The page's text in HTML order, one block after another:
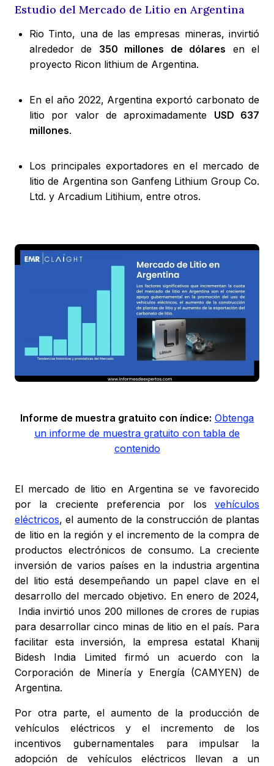
Estudio del Mercado de Litio en Argentina
Rio Tinto, una de las empresas mineras, invirtió
alrededor de 350 millones de dólares en el
proyecto Ricon lithium de Argentina.
En el año 2022, Argentina exportó carbonato de
litio por valor de aproximadamente USD 637
millones.
Los principales exportadores en el mercado de
litio de Argentina son Ganfeng Lithium Group Co.
Ltd. y Arcadium Litihium, entre otros.
Informe de muestra gratuito con índice: Obtenga
un informe de muestra gratuito con tabla de
contenido
El mercado de litio en Argentina se ve favorecido
por la creciente preferencia por los vehículos
eléctricos, el aumento de la construcción de plantas
de litio en la región y el incremento de la compra de
productos electrónicos de consumo. La creciente
inversión de varios países en la industria argentina
del litio está desempeñando un papel clave en el
desarrollo del mercado objetivo. En enero de 2024,
India invirtió unos 200 millones de crores de rupias
para desarrollar cinco minas de litio en el país. Para
facilitar esta inversión, la empresa estatal Khanij
Bidesh India Limited firmó un acuerdo con la
Corporación de Minería y Energía (CAMYEN) de
Argentina.
Por otra parte, el aumento de la producción de
vehículos eléctricos y el incremento de los
incentivos gubernamentales para impulsar la
adopción de vehículos eléctricos llevan a un